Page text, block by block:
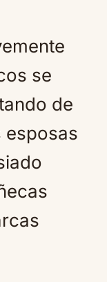
se
de
esposas